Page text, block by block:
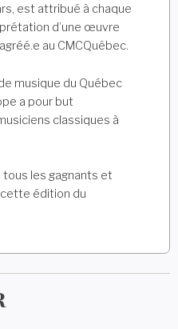
est attribué à chaque
d’une œuvre
au CMCQuébec.
musique du Québec
a pour but
classiques à
les gagnants et
édition du